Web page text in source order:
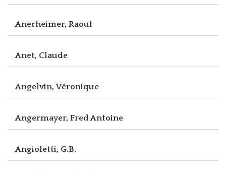
Anerheimer, Raoul
Anet, Claude
Angelvin, Véronique
Angermayer, Fred Antoine
Angioletti, G.B.